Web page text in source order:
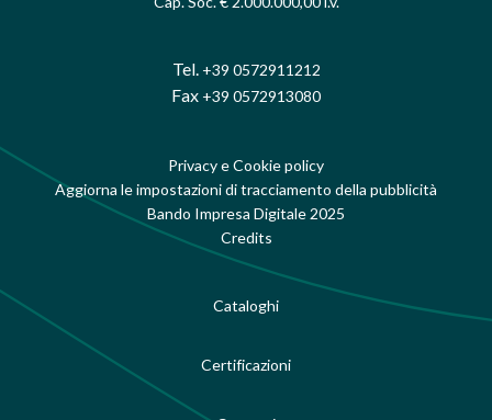
Tel. +39 0572911212
Fax +39 0572913080
Privacy e Cookie policy
Aggiorna le impostazioni di tracciamento della pubblicità
Bando Impresa Digitale 2025
Credits
Cataloghi
Certificazioni